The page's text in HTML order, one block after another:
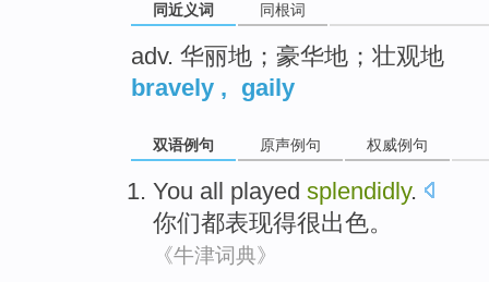
同近义词 同根词
adv. 华丽地；豪华地；壮观地
bravely , gaily
双语例句 原声例句 权威例句
You all played splendidly.
你们都表现得很出色。
《牛津词典》